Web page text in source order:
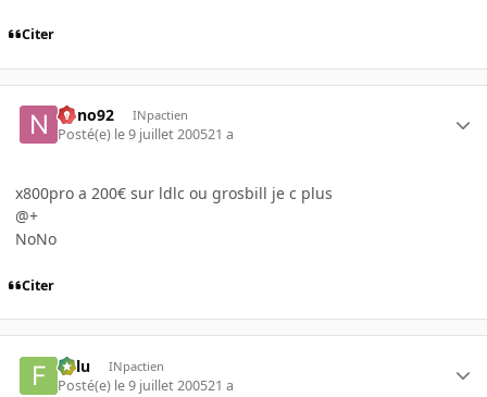
Citer
nono92 INpactien
Posté(e) le 9 juillet 200521 a
x800pro a 200€ sur ldlc ou grosbill je c plus
@+
NoNo
Citer
Fulu INpactien
Posté(e) le 9 juillet 200521 a